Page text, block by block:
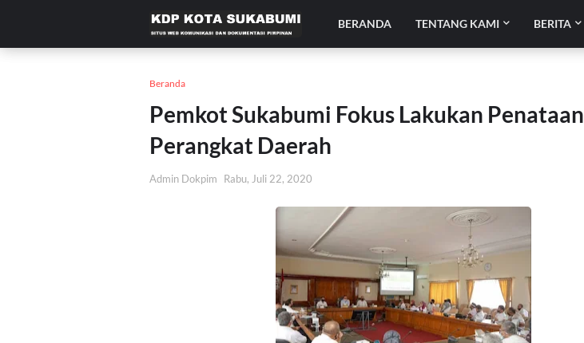
BERANDA TENTANG KAMI BERITA
Beranda
Pemkot Sukabumi Fokus Lakukan Penataan
Perangkat Daerah
Admin Dokpim Rabu, Juli 22, 2020